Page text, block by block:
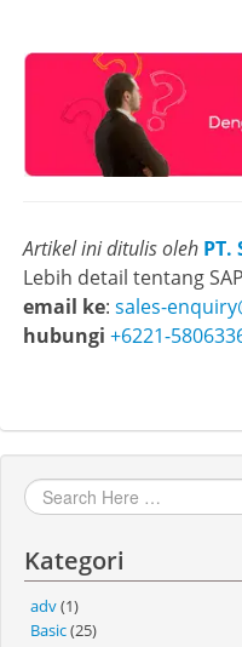
Artikel ini ditulis oleh
Lebih detail tentang
email ke: sales-
hubungi +6221-
Kategori
adv(1)
Basic(25)